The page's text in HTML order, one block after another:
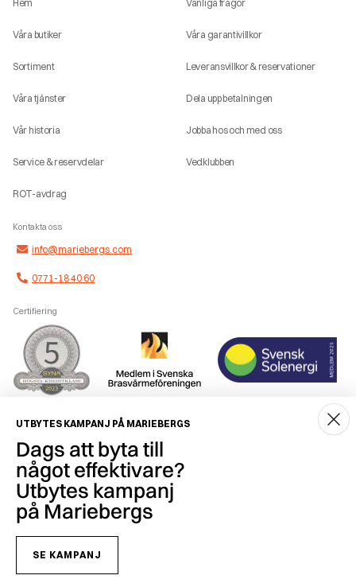
Hem
Våra butiker
Sortiment
Våra tjänster
Vår historia
Service & reservdelar
ROT-avdrag
Vanliga frågor
Våra garantivillkor
Leveransvillkor & reservationer
Dela upp betalningen
Jobba hos och med oss
Vedklubben
Kontakta oss
info@mariebergs.com
0771-18 40 60
Certifiering
Smidig betalning
dataskyddslagstiftning hittar du på
UTBYTES KAMPANJ PÅ MARIEBERGS
Dags att byta till
något effektivare?
Utbytes kampanj
på Mariebergs
SE KAMPANJ